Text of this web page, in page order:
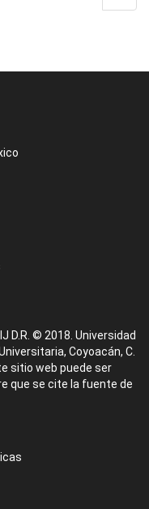
D.R. © 2018. Universidad
Coyoacán, C.
sitio web puede ser
que se cite la fuente de